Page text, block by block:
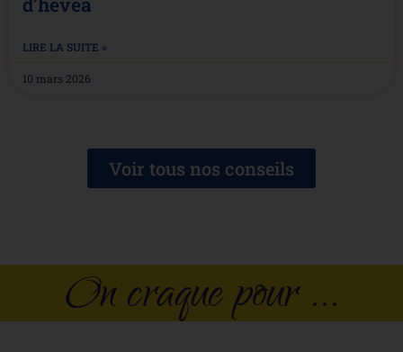
LIRE LA SUITE »
10 mars 2026
Voir tous nos conseils
On craque pour ...